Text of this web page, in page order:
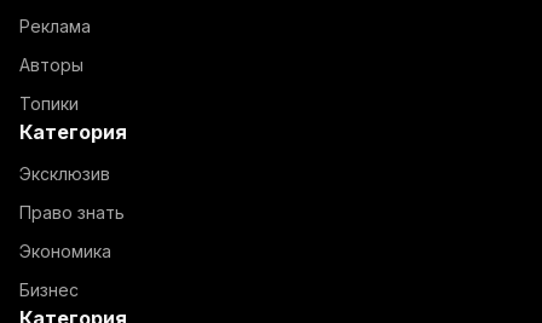
Реклама
Авторы
Топики
Категория
Эксклюзив
Право знать
Экономика
Бизнес